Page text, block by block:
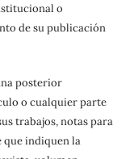
o
de su publicación
posterior
o cualquier parte
trabajos, notas para
que indiquen la